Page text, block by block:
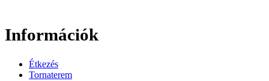
Információk
Étkezés
Tornaterem